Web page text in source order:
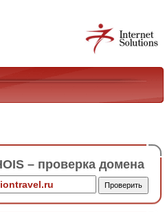
– проверка домена